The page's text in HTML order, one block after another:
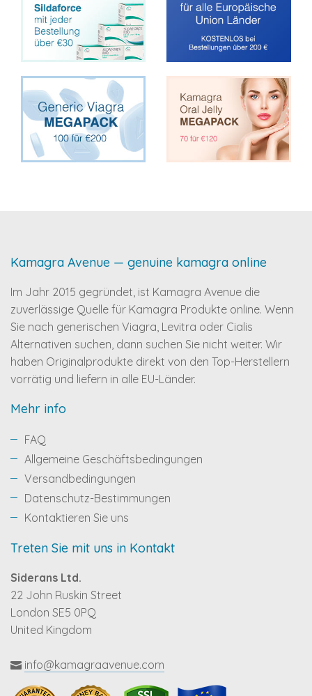
Kamagra Avenue — genuine kamagra online
Im Jahr 2015 gegründet, ist Kamagra Avenue die
zuverlässige Quelle für Kamagra Produkte online. Wenn
Sie nach generischen Viagra, Levitra oder Cialis
Alternativen suchen, dann suchen Sie nicht weiter. Wir
haben Originalprodukte direkt von den Top-Herstellern
vorrätig und liefern in alle EU-Länder.
Mehr info
FAQ
Allgemeine Geschäftsbedingungen
Versandbedingungen
Datenschutz-Bestimmungen
Kontaktieren Sie uns
Treten Sie mit uns in Kontakt
Siderans Ltd.
22 John Ruskin Street
London SE5 0PQ
United Kingdom
info@kamagraavenue.com